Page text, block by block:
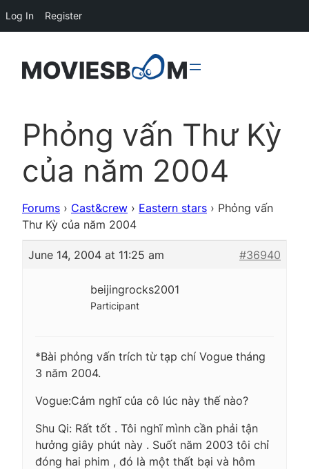
Phỏng vấn Thư Kỳ
của năm 2004
Forums › Cast&crew › Eastern stars › Phỏng vấn
Thư Kỳ của năm 2004
June 14, 2004 at 11:25 am #36940
beijingrocks2001
Participant
*Bài phỏng vấn trích từ tạp chí Vogue tháng
3 năm 2004.
Vogue:Cảm nghĩ của cô lúc này thế nào?
Shu Qi: Rất tốt . Tôi nghĩ mình cần phải tận
hưởng giây phút này . Suốt năm 2003 tôi chỉ
đóng hai phim , đó là một thất bại và hôm
Log In Register